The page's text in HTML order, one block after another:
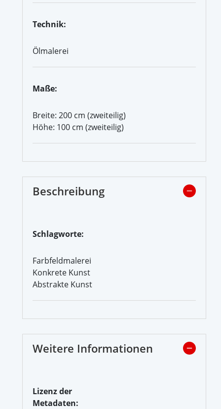
Technik:
Ölmalerei
Maße:
Breite: 200 cm (zweiteilig)
Höhe: 100 cm (zweiteilig)
Beschreibung
Schlagworte:
Farbfeldmalerei
Konkrete Kunst
Abstrakte Kunst
Weitere Informationen
Lizenz der
Metadaten: